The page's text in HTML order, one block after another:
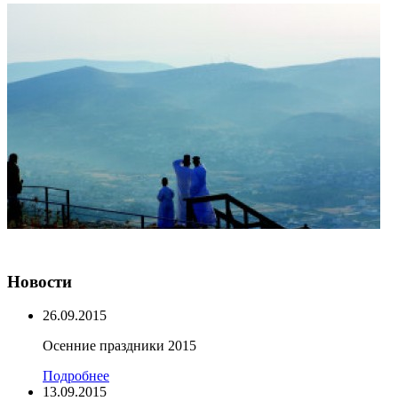
Новости
26.09.2015
Осенние праздники 2015
Подробнее
13.09.2015